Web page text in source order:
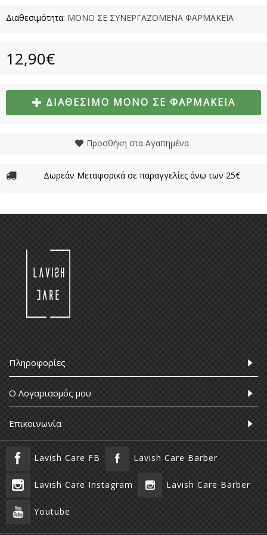
Διαθεσιμότητα: ΜΟΝΟ ΣΕ ΣΥΝΕΡΓΑΖΟΜΕΝΑ ΦΑΡΜΑΚΕΙΑ
12,90€
ΔΙΑΘΈΣΙΜΟ ΜΌΝΟ ΣΕ ΦΑΡΜΑΚΕΊΑ
Προσθήκη στα Αγαπημένα
Δωρεάν Μεταφορικά σε παραγγελίες άνω των 25€
Πληροφορίες
Ο Λογαριασμός μου
Επικοινωνία
Lavish Care FB Lavish Care Barber
Lavish Care Instagram Lavish Care Barber
Youtube